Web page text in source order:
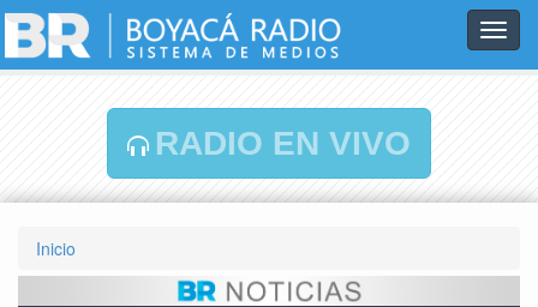
RADIO EN VIVO
Inicio